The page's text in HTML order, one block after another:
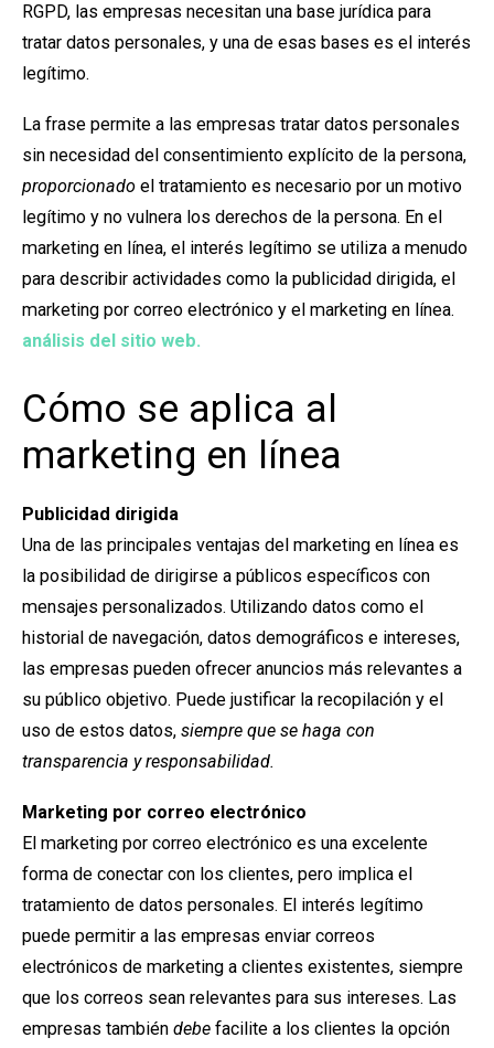
RGPD, las empresas necesitan una base jurídica para
tratar datos personales, y una de esas bases es el interés
legítimo.
La frase permite a las empresas tratar datos personales
sin necesidad del consentimiento explícito de la persona,
proporcionado el tratamiento es necesario por un motivo
legítimo y no vulnera los derechos de la persona. En el
marketing en línea, el interés legítimo se utiliza a menudo
para describir actividades como la publicidad dirigida, el
marketing por correo electrónico y el marketing en línea.
análisis del sitio web.
Cómo se aplica al
marketing en línea
Publicidad dirigida
Una de las principales ventajas del marketing en línea es
la posibilidad de dirigirse a públicos específicos con
mensajes personalizados. Utilizando datos como el
historial de navegación, datos demográficos e intereses,
las empresas pueden ofrecer anuncios más relevantes a
su público objetivo. Puede justificar la recopilación y el
uso de estos datos, siempre que se haga con
transparencia y responsabilidad.
Marketing por correo electrónico
El marketing por correo electrónico es una excelente
forma de conectar con los clientes, pero implica el
tratamiento de datos personales. El interés legítimo
puede permitir a las empresas enviar correos
electrónicos de marketing a clientes existentes, siempre
que los correos sean relevantes para sus intereses. Las
empresas también debe facilite a los clientes la opción